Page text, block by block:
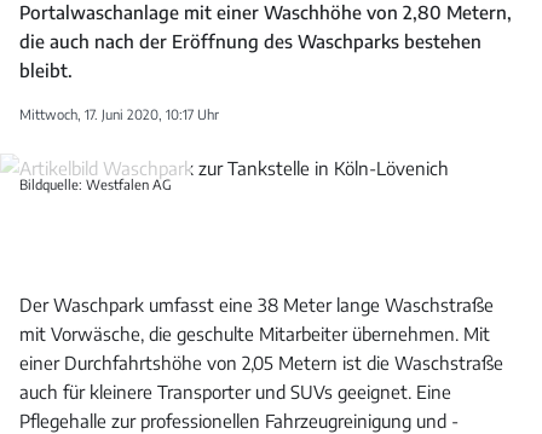
Portalwaschanlage mit einer Waschhöhe von 2,80 Metern,
die auch nach der Eröffnung des Waschparks bestehen
bleibt.
Mittwoch, 17. Juni 2020, 10:17 Uhr
Bildquelle: Westfalen AG
Der Waschpark umfasst eine 38 Meter lange Waschstraße
mit Vorwäsche, die geschulte Mitarbeiter übernehmen. Mit
einer Durchfahrtshöhe von 2,05 Metern ist die Waschstraße
auch für kleinere Transporter und SUVs geeignet. Eine
Pflegehalle zur professionellen Fahrzeugreinigung und -